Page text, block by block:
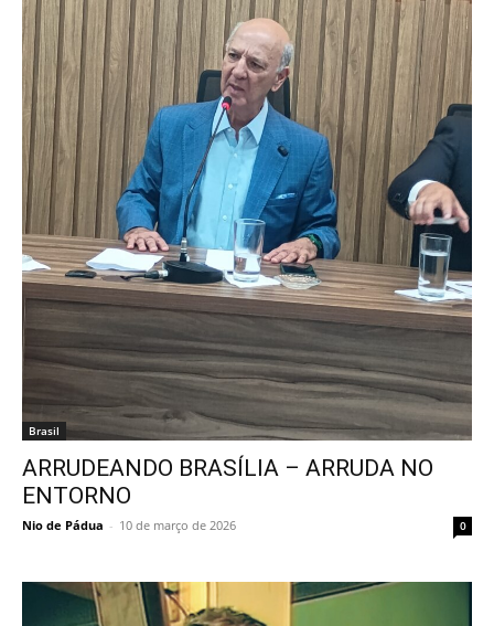
Brasil
ARRUDEANDO BRASÍLIA – ARRUDA NO
ENTORNO
Nio de Pádua - 10 de março de 2026 0